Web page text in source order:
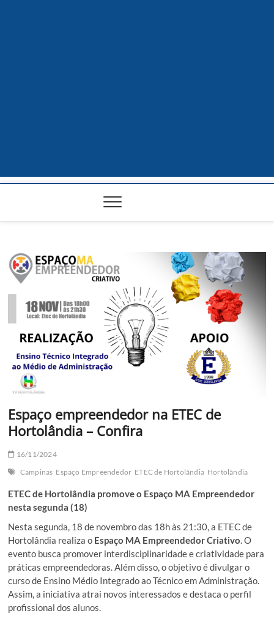
Espaço empreendedor na ETEC de
Hortolândia – Confira
16/11/2024
Campinas Espaço Empreendedor ETEC de Hortolândia Hortolândia
ETEC de Hortolândia promove o Espaço MA Empreendedor
nesta segunda (18)
Nesta segunda, 18 de novembro das 18h às 21:30, a ETEC de
Hortolândia realiza o Espaço MA Empreendedor Criativo. O
evento busca promover interdisciplinaridade e criatividade para
práticas empreendedoras. Além disso, o objetivo é divulgar o
curso de Ensino Médio Integrado ao Técnico em Administração.
Assim, a iniciativa atrai novos interessados e destaca o perfil
profissional dos alunos.